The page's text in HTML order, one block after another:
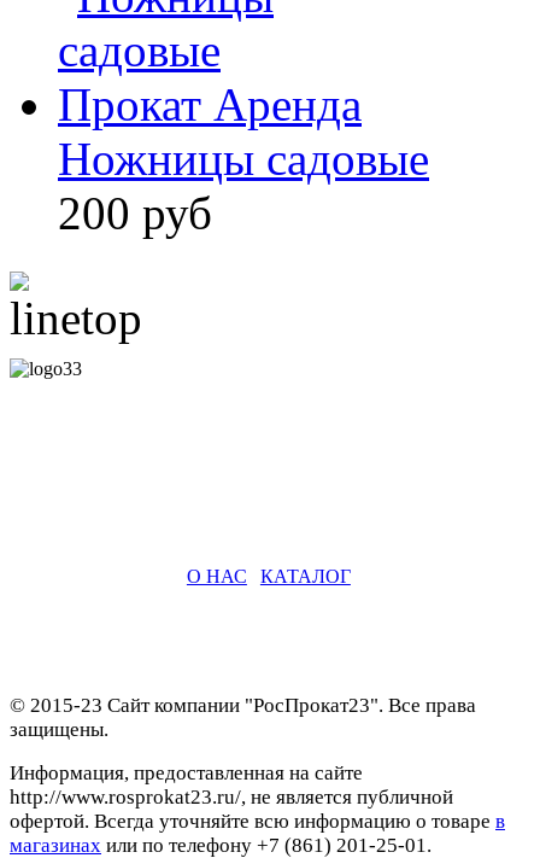
Ножницы садовые
200 руб
О НАС КАТАЛОГ
© 2015-23 Сайт компании "РосПрокат23". Все права
защищены.
Информация, предоставленная на сайте
http://www.rosprokat23.ru/, не является публичной
офертой. Всегда уточняйте всю информацию о товаре в
магазинах или по телефону +7 (861) 201-25-01.